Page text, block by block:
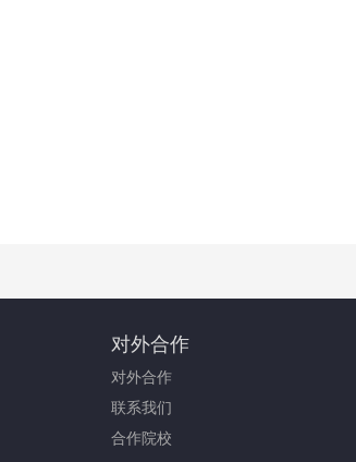
对外合作
对外合作
联系我们
合作院校